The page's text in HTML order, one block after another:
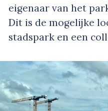
eigenaar van het
Dit is de mogelijke
stadspark en een